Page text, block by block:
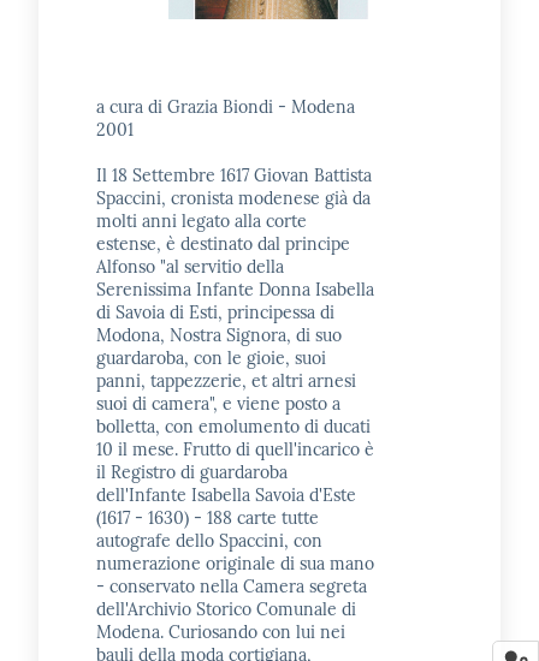
a cura di Grazia Biondi - Modena
2001
Il 18 Settembre 1617 Giovan Battista
Spaccini, cronista modenese già da
molti anni legato alla corte
estense, è destinato dal principe
Alfonso "al servitio della
Serenissima Infante Donna Isabella
di Savoia di Esti, principessa di
Modona, Nostra Signora, di suo
guardaroba, con le gioie, suoi
panni, tappezzerie, et altri arnesi
suoi di camera", e viene posto a
bolletta, con emolumento di ducati
10 il mese. Frutto di quell'incarico è
il Registro di guardaroba
dell'Infante Isabella Savoia d'Este
(1617 - 1630) - 188 carte tutte
autografe dello Spaccini, con
numerazione originale di sua mano
- conservato nella Camera segreta
dell'Archivio Storico Comunale di
Modena. Curiosando con lui nei
bauli della moda cortigiana,